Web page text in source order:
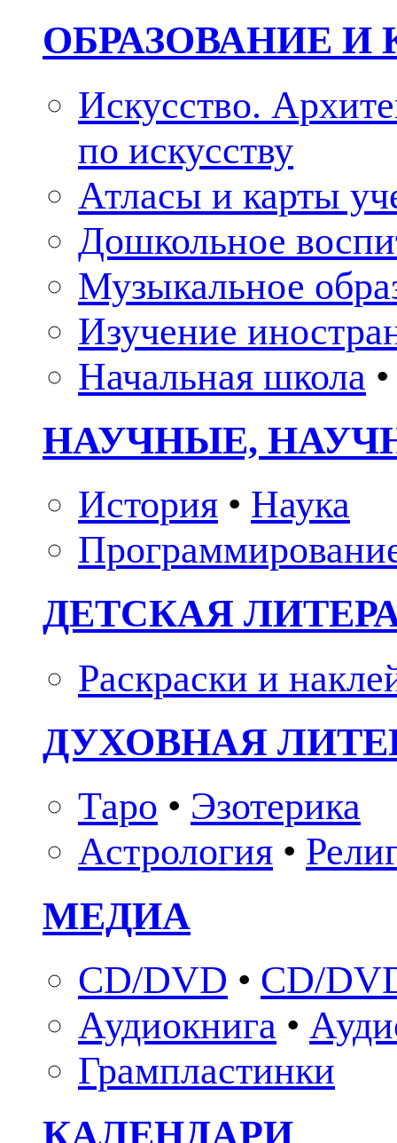
ОБРАЗОВАНИЕ И
Искусство.
по искусству
Атласы и карты
Дошкольное
Музыкальное
Изучение
Начальная школа •
НАУЧНЫЕ,
История • Наука
ДЕТСКАЯ
Раскраски и
ДУХОВНАЯ
Таро • Эзотерика
Астрология •
МЕДИА
CD/DVD • CD/
Аудиокнига •
Грампластинки